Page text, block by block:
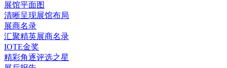
展馆平面图
清晰呈现展馆布局
展商名录
汇聚精英展商名录
IOTE金奖
精彩角逐评选之星